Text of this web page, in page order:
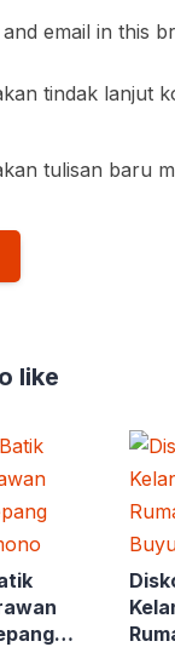
email in this
tindak lanjut
tulisan baru
like